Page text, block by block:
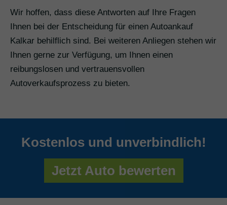
Wir hoffen, dass diese Antworten auf Ihre Fragen
Ihnen bei der Entscheidung für einen Autoankauf
Kalkar behilflich sind. Bei weiteren Anliegen stehen wir
Ihnen gerne zur Verfügung, um Ihnen einen
reibungslosen und vertrauensvollen
Autoverkaufsprozess zu bieten.
Kostenlos und unverbindlich!
Jetzt Auto bewerten